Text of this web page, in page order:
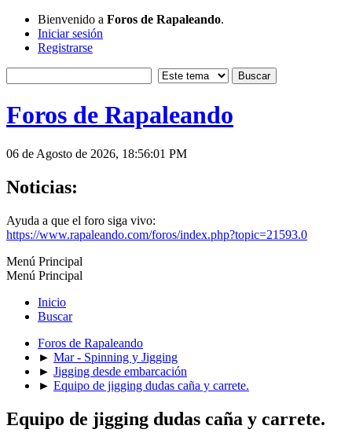
Bienvenido a Foros de Rapaleando.
Iniciar sesión
Registrarse
Foros de Rapaleando
06 de Agosto de 2026, 18:56:01 PM
Noticias:
Ayuda a que el foro siga vivo:
https://www.rapaleando.com/foros/index.php?topic=21593.0
Menú Principal
Menú Principal
Inicio
Buscar
Foros de Rapaleando
► Mar - Spinning y Jigging
► Jigging desde embarcación
► Equipo de jigging dudas caña y carrete.
Equipo de jigging dudas caña y carrete.